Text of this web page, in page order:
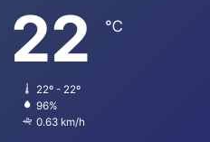
22 ℃
22º - 22º
96%
0.63 km/h